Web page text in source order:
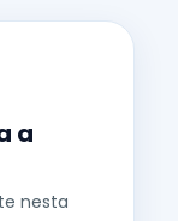
a
nesta